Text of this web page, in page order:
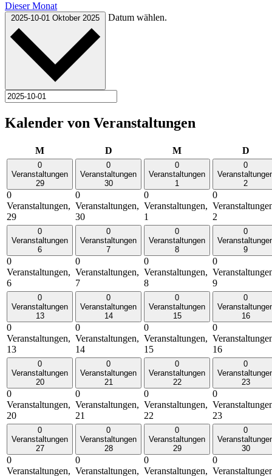
Dieser Monat
2025-10-01 Oktober 2025 Datum wählen.
Kalender von Veranstaltungen
MMontag DDienstag MMittwoch D
0
Veranstaltungen
29
0
Veranstaltungen,
29
0
Veranstaltungen
30
0
Veranstaltungen,
30
0
Veranstaltungen
1
0
Veranstaltungen,
1
0
2
0
2
0
Veranstaltungen
6
0
Veranstaltungen,
6
0
Veranstaltungen
7
0
Veranstaltungen,
7
0
Veranstaltungen
8
0
Veranstaltungen,
8
0
9
0
9
0
Veranstaltungen
13
0
Veranstaltungen,
13
0
Veranstaltungen
14
0
Veranstaltungen,
14
0
Veranstaltungen
15
0
Veranstaltungen,
15
0
16
0
16
0
Veranstaltungen
20
0
Veranstaltungen,
20
0
Veranstaltungen
21
0
Veranstaltungen,
21
0
Veranstaltungen
22
0
Veranstaltungen,
22
0
23
0
23
0
Veranstaltungen
27
0
Veranstaltungen,
0
Veranstaltungen
28
0
Veranstaltungen,
0
Veranstaltungen
29
0
Veranstaltungen,
0
30
0